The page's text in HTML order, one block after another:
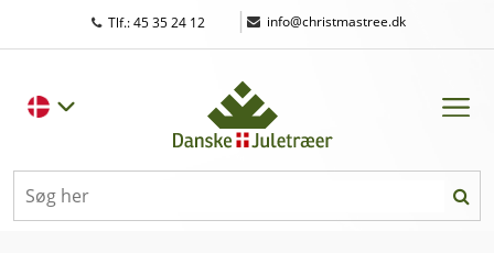
Tlf.: 45 35 24 12 | info@christmastree.dk